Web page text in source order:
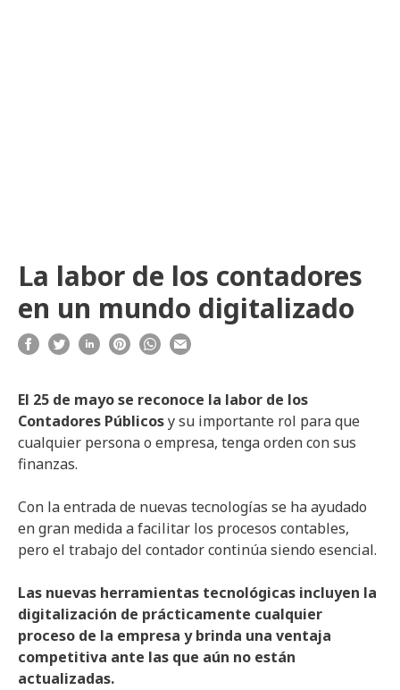
La labor de los contadores
en un mundo digitalizado
El 25 de mayo se reconoce la labor de los
Contadores Públicosy su importante rol para que
cualquier persona o empresa, tenga orden con sus
finanzas.
Con la entrada de nuevas tecnologías se ha ayudado
en gran medida a facilitar los procesos contables,
pero el trabajo del contador continúa siendo esencial.
Las nuevas herramientas tecnológicas incluyen la
digitalización de prácticamente cualquier
proceso de la empresa y brinda una ventaja
competitiva ante las que aún no están
actualizadas.